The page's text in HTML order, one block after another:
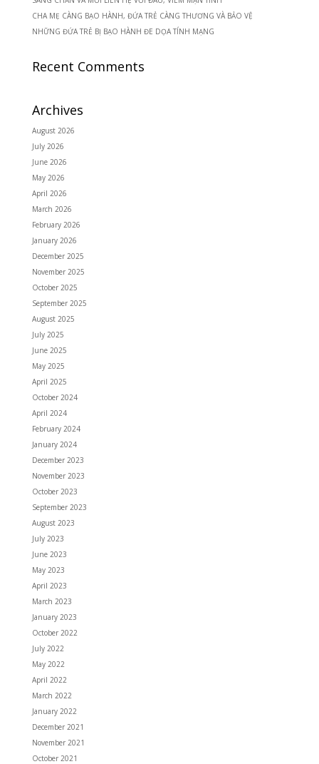
CHA MẸ CÀNG BẠO HÀNH, ĐỨA TRẺ CÀNG THƯƠNG VÀ BẢO VỆ
NHỮNG ĐỨA TRẺ BỊ BẠO HÀNH ĐE DỌA TÍNH MẠNG
Recent Comments
Archives
August 2026
July 2026
June 2026
May 2026
April 2026
March 2026
February 2026
January 2026
December 2025
November 2025
October 2025
September 2025
August 2025
July 2025
June 2025
May 2025
April 2025
October 2024
April 2024
February 2024
January 2024
December 2023
November 2023
October 2023
September 2023
August 2023
July 2023
June 2023
May 2023
April 2023
March 2023
January 2023
October 2022
July 2022
May 2022
April 2022
March 2022
January 2022
December 2021
November 2021
October 2021